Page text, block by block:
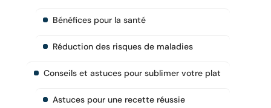
Bénéfices pour la santé
Réduction des risques de maladies
Conseils et astuces pour sublimer votre plat
Astuces pour une recette réussie